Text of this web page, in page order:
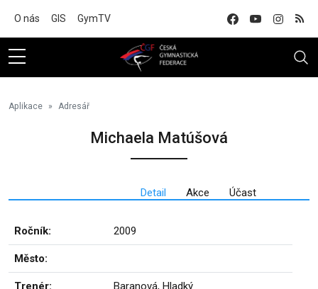
O nás GIS GymTV
Aplikace Adresář
Michaela Matúšová
Detail Akce Účast
Ročník: 2009
Město:
Trenér: Baranová, Hladký